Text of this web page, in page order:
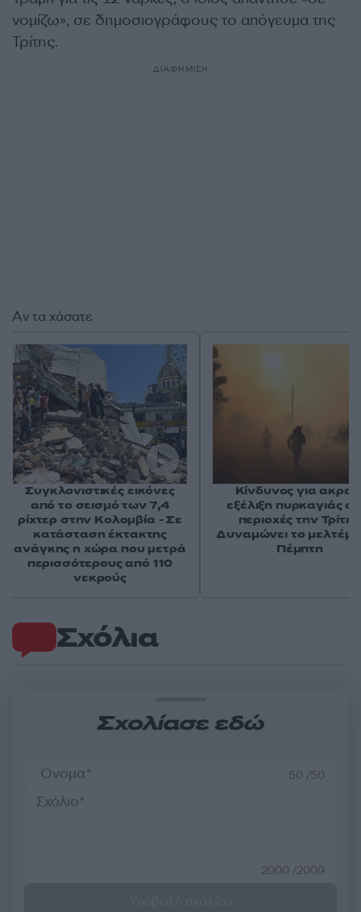
νομίζω», σε δημοσιογράφους το απόγευμα της
Τρίτης.
ΔΙΑΦΗΜΙΣΗ
Σχόλια
Σχολίασε εδώ
50 /50
2000 /2000
Αν τα χάσατε
Συγκλονιστικές εικόνες
από το σεισμό των 7,4
ρίχτερ στην Κολομβία - Σε
κατάσταση έκτακτης
ανάγκης η χώρα που μετρά
περισσότερους από 110
νεκρούς
Κίνδυνος για
εξέλιξη πυρκαγιάς
περιοχές την Τρίτη -
Δυναμώνει το μελτέμι
Πέμπτη